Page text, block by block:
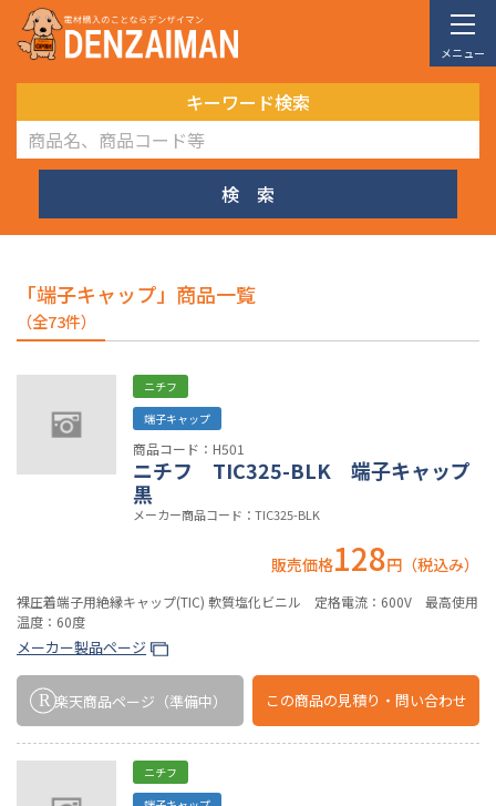
メニュー
キーワード検索
検 索
「端子キャップ」商品一覧
（全73件）
ニチフ
端子キャップ
商品コード：H501
ニチフ TIC325-BLK 端子キャップ
黒
メーカー商品コード：TIC325-BLK
販売価格128円（税込み）
裸圧着端子用絶縁キャップ(TIC) 軟質塩化ビニル 定格電流：600V 最高使用
温度：60度
メーカー製品ページ
楽天商品ページ （準備中） この商品の見積り・問い合わせ
ニチフ